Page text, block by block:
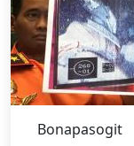
Bonapasogit